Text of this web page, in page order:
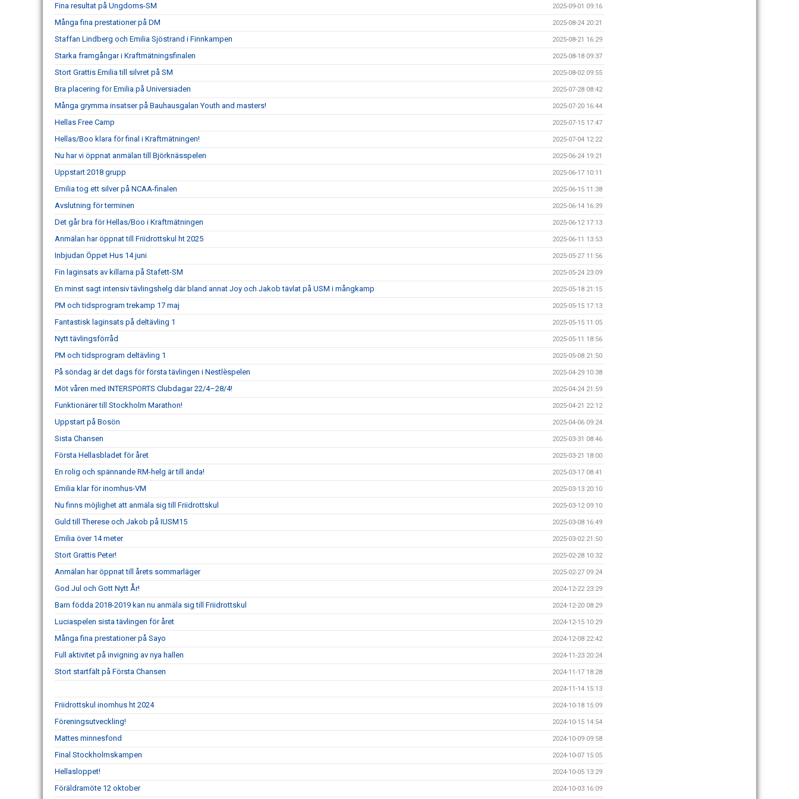
Fina resultat på Ungdoms-SM 2025-09-01 09:16
Många fina prestationer på DM 2025-08-24 20:21
Staffan Lindberg och Emilia Sjöstrand i Finnkampen 2025-08-21 16:29
Starka framgångar i Kraftmätningsfinalen 2025-08-18 09:37
Stort Grattis Emilia till silvret på SM 2025-08-02 09:55
Bra placering för Emilia på Universiaden 2025-07-28 08:42
Många grymma insatser på Bauhausgalan Youth and masters! 2025-07-20 16:44
Hellas Free Camp 2025-07-15 17:47
Hellas/Boo klara för final i Kraftmätningen! 2025-07-04 12:22
Nu har vi öppnat anmälan till Björknässpelen 2025-06-24 19:21
Uppstart 2018 grupp 2025-06-17 10:11
Emilia tog ett silver på NCAA-finalen 2025-06-15 11:38
Avslutning för terminen 2025-06-14 16:39
Det går bra för Hellas/Boo i Kraftmätningen 2025-06-12 17:13
Anmälan har öppnat till Friidrottskul ht 2025 2025-06-11 13:53
Inbjudan Öppet Hus 14 juni 2025-05-27 11:56
Fin laginsats av killarna på Stafett-SM 2025-05-24 23:09
En minst sagt intensiv tävlingshelg där bland annat Joy och Jakob tävlat på USM i mångkamp 2025-05-18 21:15
PM och tidsprogram trekamp 17 maj 2025-05-15 17:13
Fantastisk laginsats på deltävling 1 2025-05-15 11:05
Nytt tävlingsförråd 2025-05-11 18:56
PM och tidsprogram deltävling 1 2025-05-08 21:50
På söndag är det dags för första tävlingen i Nestlèspelen 2025-04-29 10:38
Möt våren med INTERSPORTS Clubdagar 22/4–28/4! 2025-04-24 21:59
Funktionärer till Stockholm Marathon! 2025-04-21 22:12
Uppstart på Bosön 2025-04-06 09:24
Sista Chansen 2025-03-31 08:46
Första Hellasbladet för året 2025-03-21 18:00
En rolig och spännande RM-helg är till ända! 2025-03-17 08:41
Emilia klar för inomhus-VM 2025-03-13 20:10
Nu finns möjlighet att anmäla sig till Friidrottskul 2025-03-12 09:10
Guld till Therese och Jakob på IUSM15 2025-03-08 16:49
Emilia över 14 meter 2025-03-02 21:50
Stort Grattis Peter! 2025-02-28 10:32
Anmälan har öppnat till årets sommarläger 2025-02-27 09:24
God Jul och Gott Nytt År! 2024-12-22 23:29
Barn födda 2018-2019 kan nu anmäla sig till Friidrottskul 2024-12-20 08:29
Luciaspelen sista tävlingen för året 2024-12-15 10:29
Många fina prestationer på Sayo 2024-12-08 22:42
Full aktivitet på invigning av nya hallen 2024-11-23 20:24
Stort startfält på Första Chansen 2024-11-17 18:28
2024-11-14 15:13
Friidrottskul inomhus ht 2024 2024-10-18 15:09
Föreningsutveckling! 2024-10-15 14:54
Mattes minnesfond 2024-10-09 09:58
Final Stockholmskampen 2024-10-07 15:05
Hellasloppet! 2024-10-05 13:29
Föräldramöte 12 oktober 2024-10-03 16:09